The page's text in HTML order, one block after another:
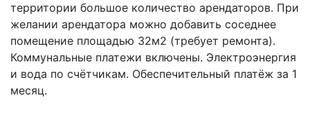
территории большое количество арендаторов. При
желании арендатора можно добавить соседнее
помещение площадью 32м2 (требует ремонта).
Коммунальные платежи включены. Электроэнергия
и вода по счётчикам. Обеспечительный платёж за 1
месяц.